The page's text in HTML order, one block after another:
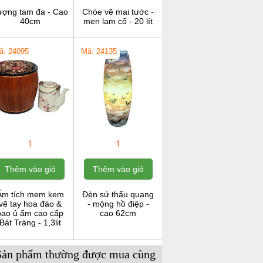
tam đa - Cao
40cm
Chóe vẽ mai tước -
men lam cổ - 20 lít
24095
1
Thêm vào giỏ
tích mem kem
tay hoa đào &
ủ ấm cao cấp
Tràng - 1,3lit
Mã: 24135
1
Thêm vào giỏ
Đèn sứ thấu quang
- mộng hồ điệp -
cao 62cm
phẩm thường được mua cùng